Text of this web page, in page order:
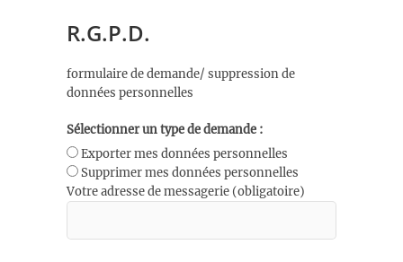
R.G.P.D.
formulaire de demande/ suppression de
données personnelles
Sélectionner un type de demande :
Exporter mes données personnelles
Supprimer mes données personnelles
Votre adresse de messagerie (obligatoire)